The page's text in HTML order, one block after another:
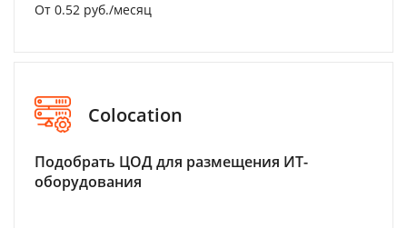
От 0.52 руб./месяц
Colocation
Подобрать ЦОД для размещения ИТ-
оборудования